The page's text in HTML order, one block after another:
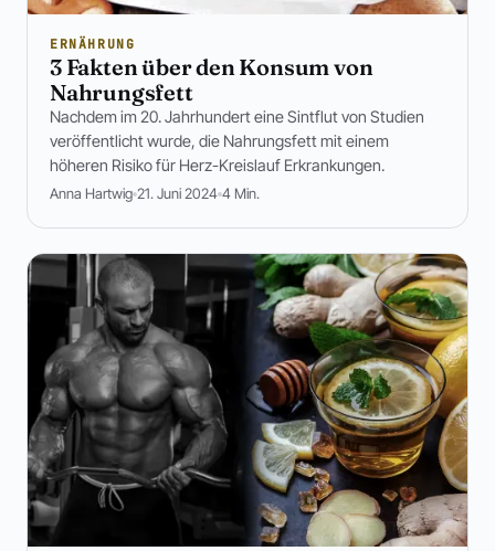
ERNÄHRUNG
3 Fakten über den Konsum von
Nahrungsfett
Nachdem im 20. Jahrhundert eine Sintflut von Studien
veröffentlicht wurde, die Nahrungsfett mit einem
höheren Risiko für Herz-Kreislauf Erkrankungen.
Anna Hartwig 21. Juni 2024 4 Min.